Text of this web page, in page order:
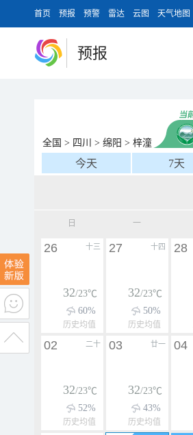
首页 预报 预警 雷达 云图 天气地图
预报
全国 > 四川 > 绵阳 > 梓潼
今天 7天
日 一
十三
26
32/23℃
60%
历史均值
十四
27
32/23℃
50%
历史均值
28
二十
02
32/23℃
52%
历史均值
廿一
03
32/23℃
43%
历史均值
04